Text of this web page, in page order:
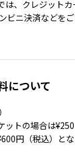
は、クレジット
ビニ決済などをご
について
トの場合は¥250
円（税込）とな